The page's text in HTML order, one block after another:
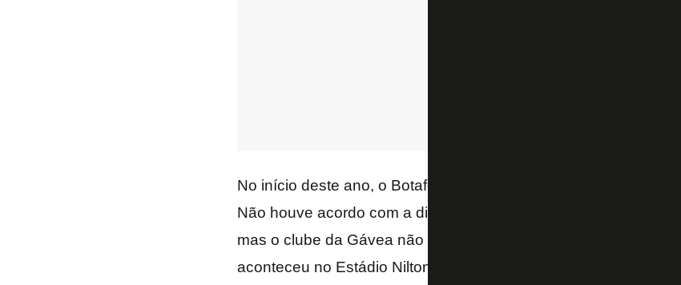
No início deste ano, o Botafogo tentou trazer para Brasília o
Não houve acordo com a diretoria rubro-negra. Cada clube
mas o clube da Gávea não aceitou jogar em Manaus nem em
aconteceu no Estádio Nilton Santos. Na ocasião, o Flamengo